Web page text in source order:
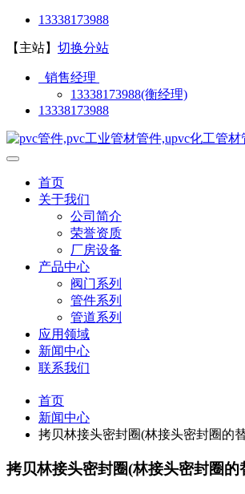
13338173988
【主站】 切换分站
销售经理
13338173988(衡经理)
13338173988
首页
关于我们
公司简介
荣誉资质
厂房设备
产品中心
阀门系列
管件系列
管道系列
应用领域
新闻中心
联系我们
首页
新闻中心
拷贝林接头密封圈(林接头密封圈的
拷贝林接头密封圈(林接头密封圈